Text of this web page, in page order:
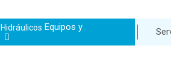
Equipos y